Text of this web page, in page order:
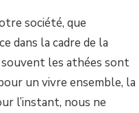
société, que
dans la cadre de la
les athées sont
un vivre ensemble, la
l’instant, nous ne